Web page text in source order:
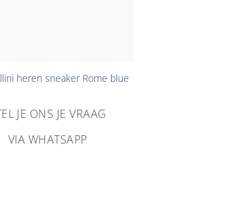
heren sneaker Rome blue
JE ONS JE VRAAG
VIA WHATSAPP